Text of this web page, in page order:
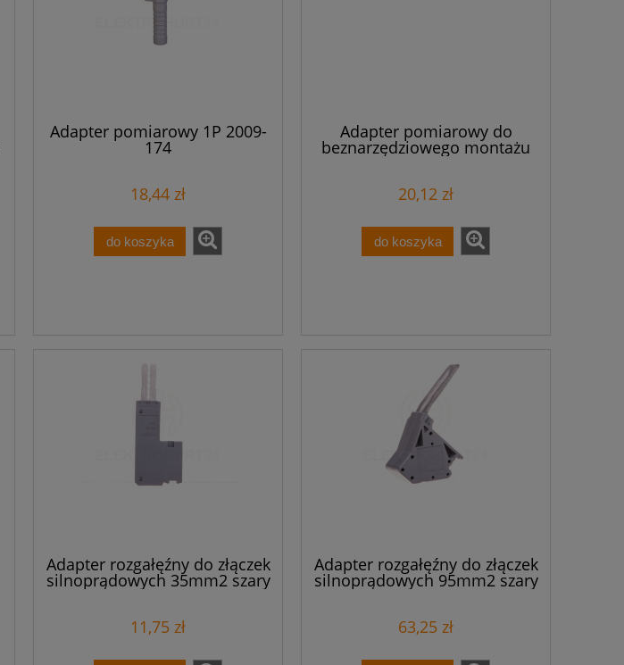
Adapter pomiarowy 1P 2009-
174
18,44 zł
do koszyka
Adapter pomiarowy do
beznarzędziowego montażu
przewodów pomiarowych o
2,5mm2 szary 2009-182
20,12 zł
do koszyka
Adapter rozgałęźny do złączek
silnoprądowych 35mm2 szary
285-427
11,75 zł
Adapter rozgałęźny do złączek
silnoprądowych 95mm2 szary
285-407 /5szt./
63,25 zł